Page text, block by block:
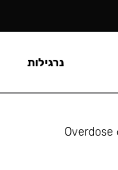
Overdose
נרגילות